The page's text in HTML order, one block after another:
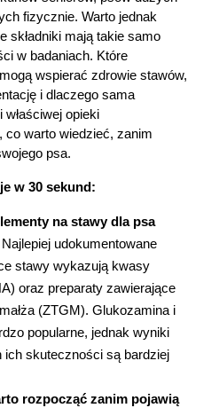
fizycznie. Warto jednak
składniki mają takie samo
w badaniach. Które
wspierać zdrowie stawów,
i dlaczego sama
opieki
co warto wiedzieć, zanim
psa.
w 30 sekund:
na stawy dla psa
Najlepiej udokumentowane
stawy wykazują kwasy
oraz preparaty zawierające
(ZTGM). Glukozamina i
popularne, jednak wyniki
ich skuteczności są bardziej
rozpocząć zanim pojawią